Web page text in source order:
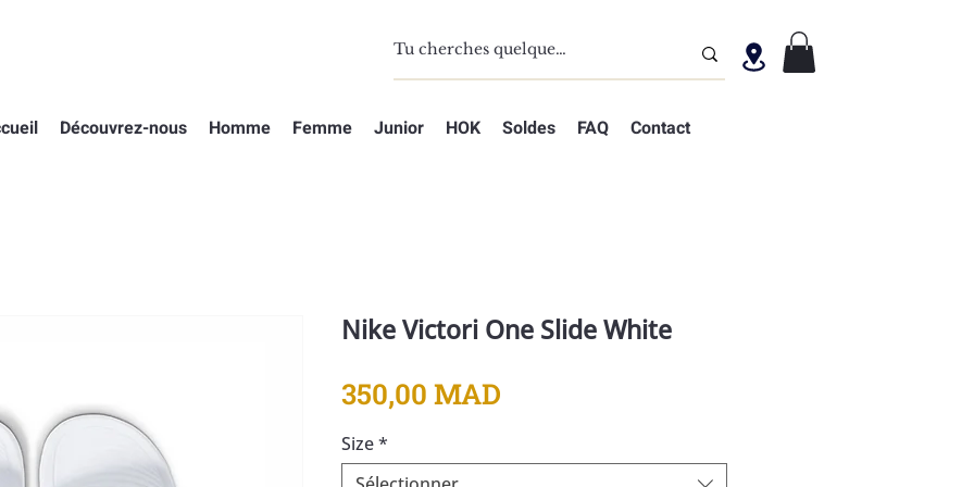
Découvrez-nous Homme Femme Junior HOK Soldes FAQ Contact
Nike Victori One Slide White
350,00 MAD
Size*